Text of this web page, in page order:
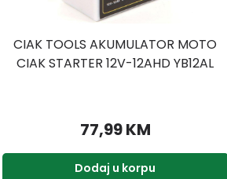
CIAK TOOLS AKUMULATOR MOTO
CIAK STARTER 12V-12AHD YB12AL
77,99 KM
Dodaj u korpu